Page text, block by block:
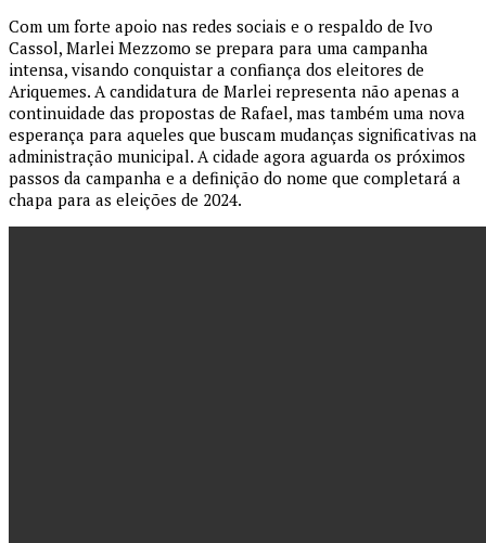
Com um forte apoio nas redes sociais e o respaldo de Ivo
Cassol, Marlei Mezzomo se prepara para uma campanha
intensa, visando conquistar a confiança dos eleitores de
Ariquemes. A candidatura de Marlei representa não apenas a
continuidade das propostas de Rafael, mas também uma nova
esperança para aqueles que buscam mudanças significativas na
administração municipal. A cidade agora aguarda os próximos
passos da campanha e a definição do nome que completará a
chapa para as eleições de 2024.